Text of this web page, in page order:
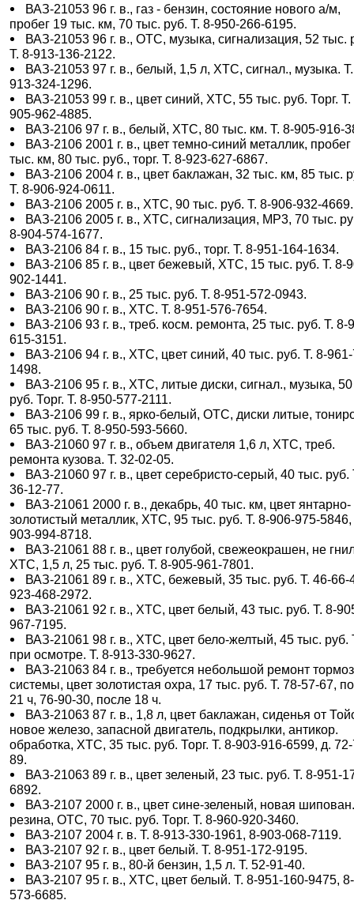
ВАЗ-21053 96 г. в., газ - бензин, состояние нового а/м,
пробег 19 тыс. км, 70 тыс. руб. Т. 8-950-266-6195.
ВАЗ-21053 96 г. в., ОТС, музыка, сигнализация, 52 тыс.
Т. 8-913-136-2122.
ВАЗ-21053 97 г. в., белый, 1,5 л, ХТС, сигнал., музыка.
913-324-1296.
ВАЗ-21053 99 г. в., цвет синий, ХТС, 55 тыс. руб. Торг. Т.
905-962-4885.
ВАЗ-2106 97 г. в., белый, ХТС, 80 тыс. км. Т. 8-905-916-
ВАЗ-2106 2001 г. в., цвет темно-синий металлик,
тыс. км, 80 тыс. руб., торг. Т. 8-923-627-6867.
ВАЗ-2106 2004 г. в., цвет баклажан, 32 тыс. км, 85 тыс.
Т. 8-906-924-0611.
ВАЗ-2106 2005 г. в., ХТС, 90 тыс. руб. Т. 8-906-932-4669.
ВАЗ-2106 2005 г. в., ХТС, сигнализация, МР3, 70 тыс.
8-904-574-1677.
ВАЗ-2106 84 г. в., 15 тыс. руб., торг. Т. 8-951-164-1634.
ВАЗ-2106 85 г. в., цвет бежевый, ХТС, 15 тыс. руб. Т. 8-
902-1441.
ВАЗ-2106 90 г. в., 25 тыс. руб. Т. 8-951-572-0943.
ВАЗ-2106 90 г. в., ХТС. Т. 8-951-576-7654.
ВАЗ-2106 93 г. в., треб. косм. ремонта, 25 тыс. руб. Т. 8-
615-3151.
ВАЗ-2106 94 г. в., ХТС, цвет синий, 40 тыс. руб. Т. 8-
1498.
ВАЗ-2106 95 г. в., ХТС, литые диски, сигнал., музыка,
руб. Торг. Т. 8-950-577-2111.
ВАЗ-2106 99 г. в., ярко-белый, ОТС, диски литые,
65 тыс. руб. Т. 8-950-593-5660.
ВАЗ-21060 97 г. в., объем двигателя 1,6 л, ХТС, треб.
ремонта кузова. Т. 32-02-05.
ВАЗ-21060 97 г. в., цвет серебристо-серый, 40 тыс. руб.
36-12-77.
ВАЗ-21061 2000 г. в., декабрь, 40 тыс. км, цвет янтарно-
золотистый металлик, ХТС, 95 тыс. руб. Т. 8-906-975-
903-994-8718.
ВАЗ-21061 88 г. в., цвет голубой, свежеокрашен, не
ХТС, 1,5 л, 25 тыс. руб. Т. 8-905-961-7801.
ВАЗ-21061 89 г. в., ХТС, бежевый, 35 тыс. руб. Т. 46-66-
923-468-2972.
ВАЗ-21061 92 г. в., ХТС, цвет белый, 43 тыс. руб. Т. 8-
967-7195.
ВАЗ-21061 98 г. в., ХТС, цвет бело-желтый, 45 тыс. руб.
при осмотре. Т. 8-913-330-9627.
ВАЗ-21063 84 г. в., требуется небольшой ремонт
системы, цвет золотистая охра, 17 тыс. руб. Т. 78-57-67,
21 ч, 76-90-30, после 18 ч.
ВАЗ-21063 87 г. в., 1,8 л, цвет баклажан, сиденья от
новое железо, запасной двигатель, подкрылки, антикор.
обработка, ХТС, 35 тыс. руб. Торг. Т. 8-903-916-6599, д.
89.
ВАЗ-21063 89 г. в., цвет зеленый, 23 тыс. руб. Т. 8-951-
6892.
ВАЗ-2107 2000 г. в., цвет сине-зеленый, новая
резина, ОТС, 70 тыс. руб. Торг. Т. 8-960-920-3460.
ВАЗ-2107 2004 г. в. Т. 8-913-330-1961, 8-903-068-7119.
ВАЗ-2107 92 г. в., цвет белый. Т. 8-951-172-9195.
ВАЗ-2107 95 г. в., 80-й бензин, 1,5 л. Т. 52-91-40.
ВАЗ-2107 95 г. в., ХТС, цвет белый. Т. 8-951-160-9475,
573-6685.